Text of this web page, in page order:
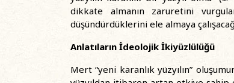
dikkate almanın zaruretini
düşündürdüklerini ele almaya
Anlatıların İdeolojik İkiyüzlülüğü
Mert “yeni karanlık yüzyılın”